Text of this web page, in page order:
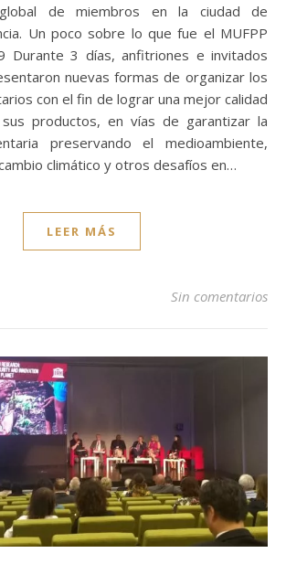
de miembros en la ciudad de
Un poco sobre lo que fue el MUFPP
Durante 3 días, anfitriones e invitados
nuevas formas de organizar los
con el fin de lograr una mejor calidad
productos, en vías de garantizar la
preservando el medioambiente,
climático y otros desafíos en…
LEER MÁS
Sin comentarios